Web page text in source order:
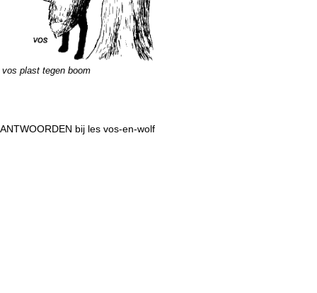
vos plast tegen boom
ANTWOORDEN bij les vos-en-wolf